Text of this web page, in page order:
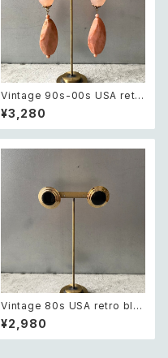
Vintage 90s-00s USA retr
o pink×gold marble beads
pierce レトロ アメリカ ヴィン
テージ アクセサリー ピンク×ゴ
¥3,280
Vintage 80s USA retro bla
ck enamel circle design pi
erces レトロ アメリカ ヴィンテ
ージ アクセサリー ブラック エナ
¥2,980